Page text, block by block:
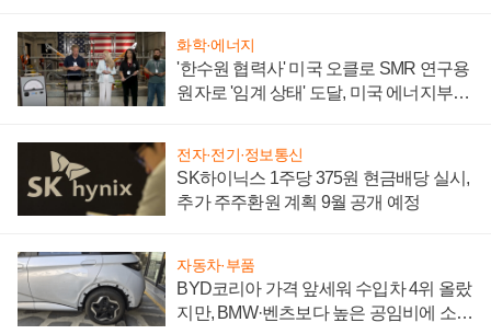
화학·에너지
'한수원 협력사' 미국 오클로 SMR 연구용
원자로 '임계 상태' 도달, 미국 에너지부
전자·전기·정보통신
SK하이닉스 1주당 375원 현금배당 실시,
추가 주주환원 계획 9월 공개 예정
자동차·부품
BYD코리아 가격 앞세워 수입차 4위 올랐
지만, BMW·벤츠보다 높은 공임비에 소비